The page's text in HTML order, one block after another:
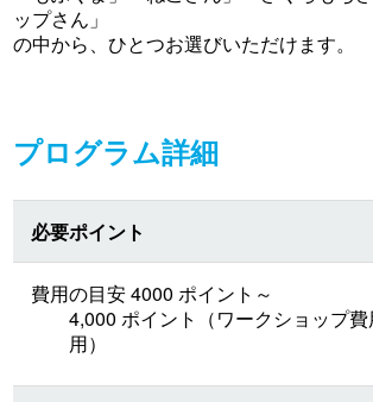
ップさん」
の中から、ひとつお選びいただけます。
プログラム詳細
必要ポイント
費用の目安 4000 ポイント～
4,000 ポイント（ワークショップ
用）